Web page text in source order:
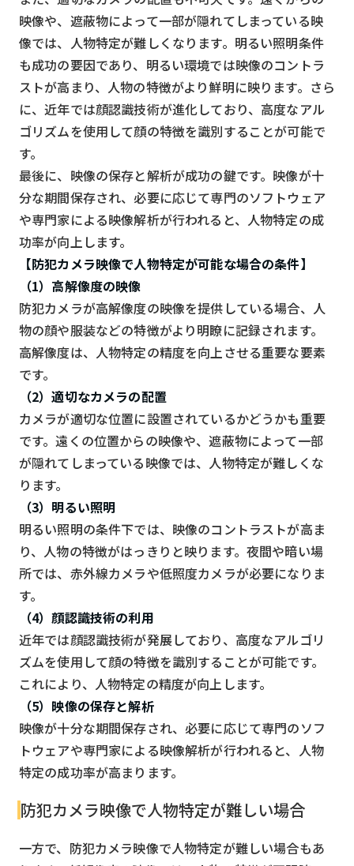
映像や、遮蔽物によって一部が隠れてしまっている映
像では、人物特定が難しくなります。明るい照明条件
も成功の要因であり、明るい環境では映像のコントラ
ストが高まり、人物の特徴がより鮮明に映ります。さら
に、近年では顔認識技術が進化しており、高度なアル
ゴリズムを使用して顔の特徴を識別することが可能で
す。
最後に、映像の保存と解析が成功の鍵です。映像が十
分な期間保存され、必要に応じて専門のソフトウェア
や専門家による映像解析が行われると、人物特定の成
功率が向上します。
【防犯カメラ映像で人物特定が可能な場合の条件】
（1）高解像度の映像
防犯カメラが高解像度の映像を提供している場合、人
物の顔や服装などの特徴がより明瞭に記録されます。
高解像度は、人物特定の精度を向上させる重要な要素
です。
（2）適切なカメラの配置
カメラが適切な位置に設置されているかどうかも重要
です。遠くの位置からの映像や、遮蔽物によって一部
が隠れてしまっている映像では、人物特定が難しくな
ります。
（3）明るい照明
明るい照明の条件下では、映像のコントラストが高ま
り、人物の特徴がはっきりと映ります。夜間や暗い場
所では、赤外線カメラや低照度カメラが必要になりま
す。
（4）顔認識技術の利用
近年では顔認識技術が発展しており、高度なアルゴリ
ズムを使用して顔の特徴を識別することが可能です。
これにより、人物特定の精度が向上します。
（5）映像の保存と解析
映像が十分な期間保存され、必要に応じて専門のソフ
トウェアや専門家による映像解析が行われると、人物
特定の成功率が高まります。
防犯カメラ映像で人物特定が難しい場合
一方で、防犯カメラ映像で人物特定が難しい場合もあ